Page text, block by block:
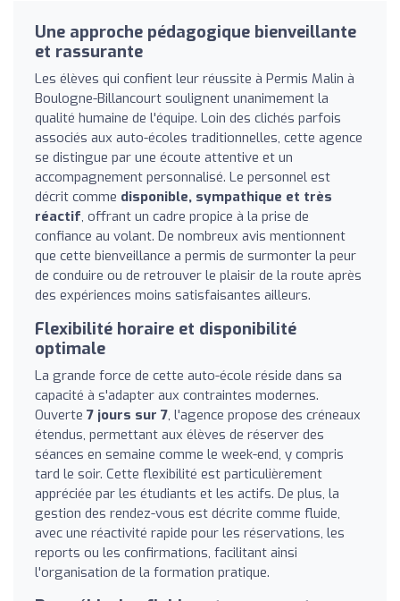
Une approche pédagogique bienveillante
et rassurante
Les élèves qui confient leur réussite à Permis Malin à
Boulogne-Billancourt soulignent unanimement la
qualité humaine de l'équipe. Loin des clichés parfois
associés aux auto-écoles traditionnelles, cette agence
se distingue par une écoute attentive et un
accompagnement personnalisé. Le personnel est
décrit comme disponible, sympathique et très
réactif, offrant un cadre propice à la prise de
confiance au volant. De nombreux avis mentionnent
que cette bienveillance a permis de surmonter la peur
de conduire ou de retrouver le plaisir de la route après
des expériences moins satisfaisantes ailleurs.
Flexibilité horaire et disponibilité
optimale
La grande force de cette auto-école réside dans sa
capacité à s'adapter aux contraintes modernes.
Ouverte 7 jours sur 7, l'agence propose des créneaux
étendus, permettant aux élèves de réserver des
séances en semaine comme le week-end, y compris
tard le soir. Cette flexibilité est particulièrement
appréciée par les étudiants et les actifs. De plus, la
gestion des rendez-vous est décrite comme fluide,
avec une réactivité rapide pour les réservations, les
reports ou les confirmations, facilitant ainsi
l'organisation de la formation pratique.